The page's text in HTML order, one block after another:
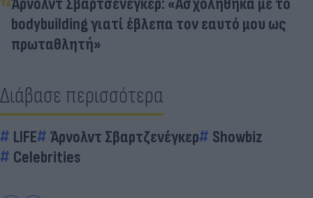
bodybuilding γιατί έβλεπα τον εαυτό μου ως
πρωταθλητή»
Διάβασε περισσότερα
LIFE Άρνολντ Σβαρτζενέγκερ
Showbiz
Celebrities